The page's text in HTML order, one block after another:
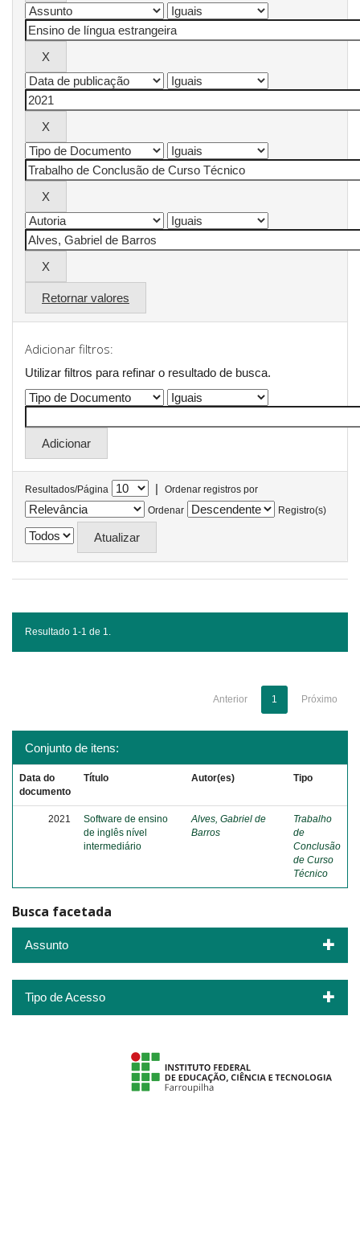
Retornar valores
Adicionar filtros:
Utilizar filtros para refinar o resultado de busca.
Resultados/Página |
Ordenar registros por
Ordenar
Registro(s)
Resultado 1-1 de 1.
Anterior 1 Próximo
Conjunto de itens:
Data do
documento
Título Autor(es) Tipo
2021
Software de ensino
de inglês nível
intermediário
Alves, Gabriel de
Barros
Trabalho
de
Conclusão
de Curso
Técnico
Busca facetada
Assunto
Tipo de Acesso